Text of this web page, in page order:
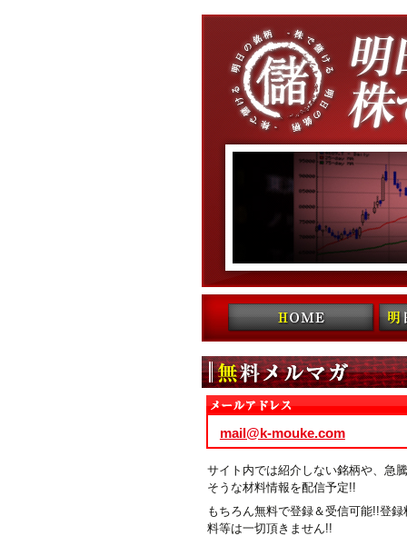
コンテンツへ移動
mail@k-mouke.com
サイト内では紹介しない銘柄や、急
そうな材料情報を配信予定!!
もちろん無料で登録＆受信可能!!登録
料等は一切頂きません!!